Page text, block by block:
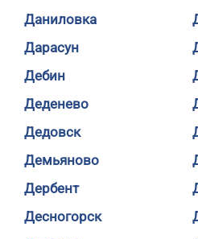
Даниловка
Дарасун
Дебин
Деденево
Дедовск
Демьяново
Дербент
Десногорск